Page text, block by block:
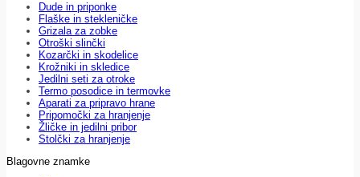
Dude in priponke
Flaške in stekleničke
Grizala za zobke
Otroški slinčki
Kozarčki in skodelice
Krožniki in skledice
Jedilni seti za otroke
Termo posodice in termovke
Aparati za pripravo hrane
Pripomočki za hranjenje
Žličke in jedilni pribor
Stolčki za hranjenje
Blagovne znamke